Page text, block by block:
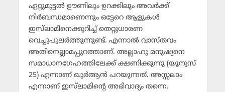
ഏറ്റുമുട്ടല്‍ ഊണിലും ഉറക്കിലും അവര്‍ക്ക്
നിര്‍ബന്ധമാണെന്നും ഒട്ടേറെ ആളുകള്‍
ഇസ്‌ലാമിനെക്കുറിച്ച് തെറ്റുധാരണ
വെച്ചുപുലര്‍ത്തുന്നുണ്ട്. എന്നാല്‍ വാസ്തവം
അതിനെല്ലാമപ്പുറത്താണ്. അല്ലാഹു മനുഷ്യനെ
സമാധാനഗേഹത്തിലേക്ക് ക്ഷണിക്കുന്നു (യൂനുസ്
25) എന്നാണ് ഖുര്‍ആന്‍ പറയുന്നത്. അസ്സലാം
എന്നാണ് ഇസ്‌ലാമിന്റെ അഭിവാദ്യം തന്നെ.